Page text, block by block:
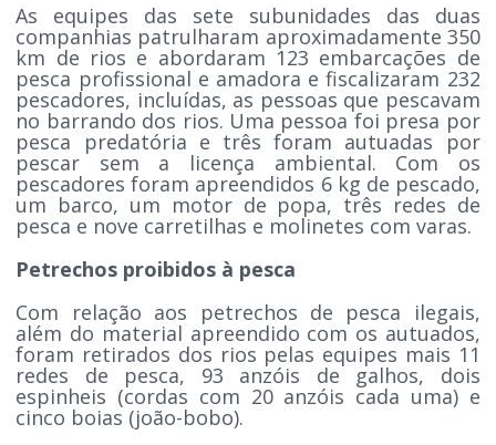
As equipes das sete subunidades das duas
companhias patrulharam aproximadamente 350
km de rios e abordaram 123 embarcações de
pesca profissional e amadora e fiscalizaram 232
pescadores, incluídas, as pessoas que pescavam
no barrando dos rios. Uma pessoa foi presa por
pesca predatória e três foram autuadas por
pescar sem a licença ambiental. Com os
pescadores foram apreendidos 6 kg de pescado,
um barco, um motor de popa, três redes de
pesca e nove carretilhas e molinetes com varas.
Petrechos proibidos à pesca
Com relação aos petrechos de pesca ilegais,
além do material apreendido com os autuados,
foram retirados dos rios pelas equipes mais 11
redes de pesca, 93 anzóis de galhos, dois
espinheis (cordas com 20 anzóis cada uma) e
cinco boias (joão-bobo).